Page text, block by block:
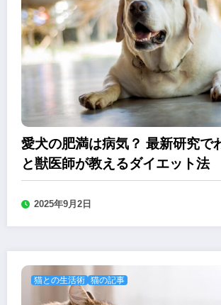
愛犬の肥満は病気？ 最新研究で
と獣医師が教えるダイエット法
2025年9月2日
猫との生活術 猫の記事